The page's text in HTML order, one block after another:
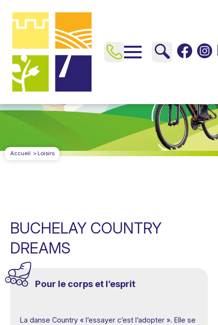
Accueil Loisirs
BUCHELAY COUNTRY
DREAMS
Pour le corps et l’esprit
La danse Country l’essayer c’est l’adopter
. Elle se